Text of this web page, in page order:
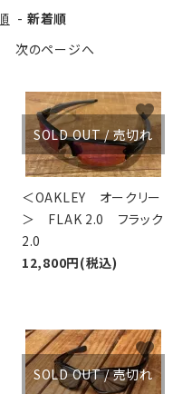
リバースポーツ
- 新着順
次のページへ
SOLD OUT / 売切れ
＜OAKLEY オークリー
＞ FLAK 2.0 フラック
2.0
12,800円(税込)
favorite
SOLD OUT / 売切れ
favorite